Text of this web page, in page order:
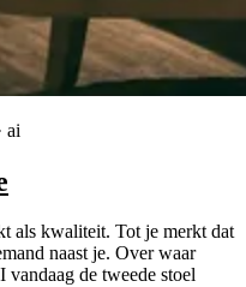
ai
als kwaliteit. Tot je merkt dat
naast je. Over waar
de tweede stoel